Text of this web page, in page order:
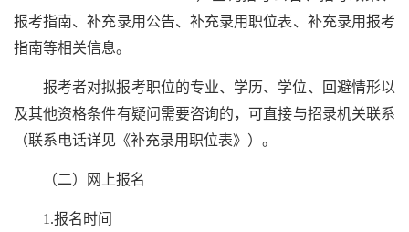
报考指南、补充录用公告、补充录用职位表、补充录用报考
指南等相关信息。
报考者对拟报考职位的专业、学历、学位、回避情形以
及其他资格条件有疑问需要咨询的，可直接与招录机关联系
（联系电话详见《补充录用职位表》）。
（二）网上报名
1.报名时间